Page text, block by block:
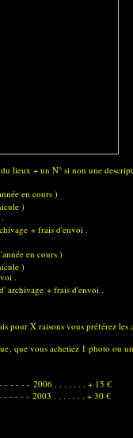
lieux + un N° si non une
en cours )
)
+ frais d'envoi .
en cours )
)
.
archivage + frais d'envoi .
pour X raisons vous préférez
, que vous achetiez 1 photo ou
- - - - - 2006 . . . . . . . + 15 €
- - - - - 2003 . . . . . . . + 30 €